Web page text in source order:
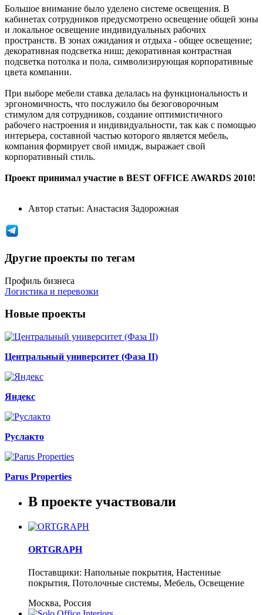
Большое внимание было уделено системе освещения. В
кабинетах сотрудников предусмотрено освещение общей зоны
и локальное освещение индивидуальных рабочих
пространств. В зонах ожидания и отдыха - общее освещение;
декоративная подсветка ниш; декоративная контрастная
подсветка потолка и пола, символизирующая корпоративные
цвета компании.
При выборе мебели ставка делалась на функциональность и
эргономичность, что послужило бы безоговорочным
стимулом для сотрудников, создание оптимистичного
рабочего настроения и индивидуальности, так как с помощью
интерьера, составной частью которого является мебель,
компания формирует свой имидж, выражает свой
корпоративный стиль.
Проект принимал участие в BEST OFFICE AWARDS 2010!
Автор статьи: Анастасия Задорожная
Другие проекты по тегам
Профиль бизнеса
Логистика и перевозки
Новые проекты
Центральный университет (Фаза II)
Яндекс
Руслакто
Parus Properties
В проекте участвовали
ORTGRAPH
Поставщики: Напольные покрытия, Настенные
покрытия, Потолочные системы, Мебель, Освещение
Москва, Россия